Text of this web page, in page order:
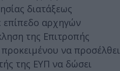
διατάξεως
επίπεδο αρχηγών
της Επιτροπής
να προσέλθει
της ΕΥΠ να δώσει